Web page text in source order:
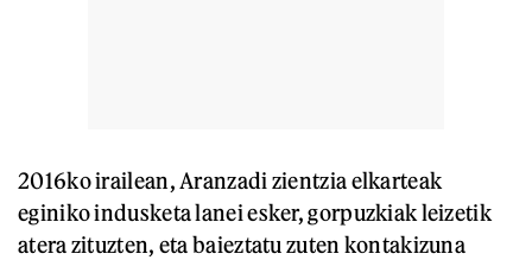
2016ko irailean, Aranzadi zientzia elkarteak
eginiko indusketa lanei esker, gorpuzkiak leizetik
atera zituzten, eta baieztatu zuten kontakizuna